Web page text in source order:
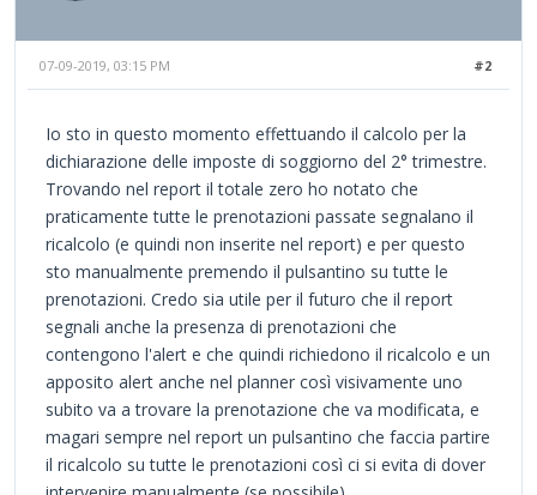
#2
07-09-2019, 03:15 PM
Io sto in questo momento effettuando il calcolo per la
dichiarazione delle imposte di soggiorno del 2° trimestre.
Trovando nel report il totale zero ho notato che
praticamente tutte le prenotazioni passate segnalano il
ricalcolo (e quindi non inserite nel report) e per questo
sto manualmente premendo il pulsantino su tutte le
prenotazioni. Credo sia utile per il futuro che il report
segnali anche la presenza di prenotazioni che
contengono l'alert e che quindi richiedono il ricalcolo e un
apposito alert anche nel planner così visivamente uno
subito va a trovare la prenotazione che va modificata, e
magari sempre nel report un pulsantino che faccia partire
il ricalcolo su tutte le prenotazioni così ci si evita di dover